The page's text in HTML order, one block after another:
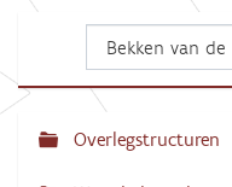
N
a
Overlegstructuren